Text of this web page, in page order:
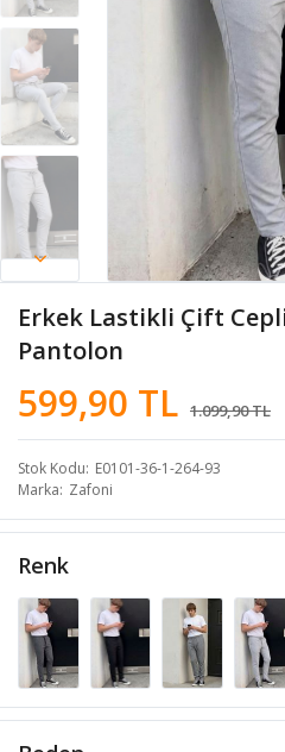
Erkek Lastikli Çift
Pantolon
599,90 TL 1.099,90 TL
Stok Kodu E0101-36-1-264-93
Marka Zafoni
Renk